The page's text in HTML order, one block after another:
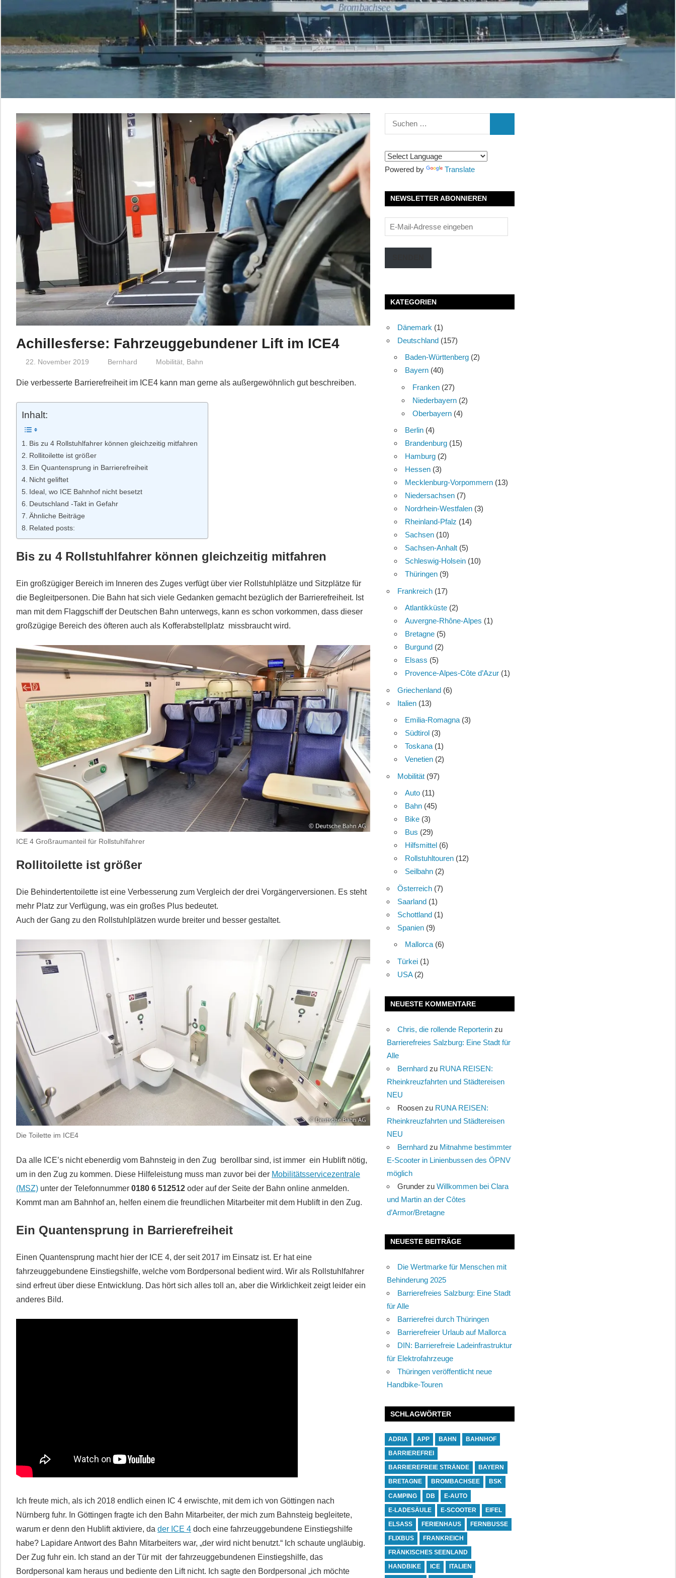
Achillesferse: Fahrzeuggebundener Lift im ICE4
22. November 2019 Bernhard Mobilität, Bahn
Die verbesserte Barrierefreiheit im ICE4 kann man gerne als außergewöhnlich gut beschreiben.
Inhalt:
Bis zu 4 Rollstuhlfahrer können gleichzeitig mitfahren
Rollitoilette ist größer
Ein Quantensprung in Barrierefreiheit
Nicht geliftet
Ideal, wo ICE Bahnhof nicht besetzt
Deutschland -Takt in Gefahr
Ähnliche Beiträge
Related posts:
Bis zu 4 Rollstuhlfahrer können gleichzeitig mitfahren
Ein großzügiger Bereich im Inneren des Zuges verfügt über vier Rollstuhlplätze und Sitzplätze für
die Begleitpersonen. Die Bahn hat sich viele Gedanken gemacht bezüglich der Barrierefreiheit. Ist
man mit dem Flaggschiff der Deutschen Bahn unterwegs, kann es schon vorkommen, dass dieser
großzügige Bereich des öfteren auch als Kofferabstellplatz missbraucht wird.
ICE 4 Großraumanteil für Rollstuhlfahrer
Rollitoilette ist größer
Die Behindertentoilette ist eine Verbesserung zum Vergleich der drei Vorgängerversionen. Es steht
mehr Platz zur Verfügung, was ein großes Plus bedeutet.
Auch der Gang zu den Rollstuhlplätzen wurde breiter und besser gestaltet.
Die Toilette im ICE4
Da alle ICE’s nicht ebenerdig vom Bahnsteig in den Zug berollbar sind, ist immer ein Hublift nötig,
um in den Zug zu kommen. Diese Hilfeleistung muss man zuvor bei der Mobilitätsservicezentrale
(MSZ) unter der Telefonnummer 0180 6 512512 oder auf der Seite der Bahn online anmelden.
Kommt man am Bahnhof an, helfen einem die freundlichen Mitarbeiter mit dem Hublift in den Zug.
Ein Quantensprung in Barrierefreiheit
Einen Quantensprung macht hier der ICE 4, der seit 2017 im Einsatz ist. Er hat eine
fahrzeuggebundene Einstiegshilfe, welche vom Bordpersonal bedient wird. Wir als Rollstuhlfahrer
sind erfreut über diese Entwicklung. Das hört sich alles toll an, aber die Wirklichkeit zeigt leider ein
anderes Bild.
Ich freute mich, als ich 2018 endlich einen IC 4 erwischte, mit dem ich von Göttingen nach
Nürnberg fuhr. In Göttingen fragte ich den Bahn Mitarbeiter, der mich zum Bahnsteig begleitete,
warum er denn den Hublift aktiviere, da der ICE 4 doch eine fahrzeuggebundene Einstiegshilfe
habe? Lapidare Antwort des Bahn Mitarbeiters war, „der wird nicht benutzt.“ Ich schaute ungläubig.
Der Zug fuhr ein. Ich stand an der Tür mit der fahrzeuggebundenen Einstiegshilfe, das
Bordpersonal kam heraus und bediente den Lift nicht. Ich sagte den Bordpersonal „ich möchte
Suchen
nach:
Powered by Translate
NEWSLETTER ABONNIEREN
E-
Mail-
Adresse
KATEGORIEN
Dänemark (1)
Deutschland (157)
Baden-Württenberg (2)
Bayern (40)
Franken (27)
Niederbayern (2)
Oberbayern (4)
Berlin (4)
Brandenburg (15)
Hamburg (2)
Hessen (3)
Mecklenburg-Vorpommern (13)
Niedersachsen (7)
Nordrhein-Westfalen (3)
Rheinland-Pfalz (14)
Sachsen (10)
Sachsen-Anhalt (5)
Schleswig-Holsein (10)
Thüringen (9)
Frankreich (17)
Atlantikküste (2)
Auvergne-Rhône-Alpes (1)
Bretagne (5)
Burgund (2)
Elsass (5)
Provence-Alpes-Côte d’Azur (1)
Griechenland (6)
Italien (13)
Emilia-Romagna(3)
Südtirol (3)
Toskana(1)
Venetien (2)
Mobilität (97)
Auto (11)
Bahn (45)
Bike (3)
Bus (29)
Hilfsmittel (6)
Rollstuhltouren (12)
Seilbahn (2)
Österreich (7)
Saarland (1)
Schottland (1)
Spanien (9)
Mallorca(6)
Türkei (1)
USA(2)
NEUESTE KOMMENTARE
Chris, die rollende Reporterin zu
Barrierefreies Salzburg: Eine Stadt für
Alle
Bernhard zu RUNA REISEN:
Rheinkreuzfahrten und Städtereisen
NEU
Roosen zu RUNA REISEN:
Rheinkreuzfahrten und Städtereisen
NEU
Bernhard zu Mitnahme bestimmter
E-Scooter in Linienbussen des ÖPNV
möglich
Grunder zuWillkommen bei Clara
und Martin an der Côtes
d’Armor/Bretagne
NEUESTE BEITRÄGE
Die Wertmarke für Menschen mit
Behinderung 2025
Barrierefreies Salzburg: Eine Stadt
für Alle
Barrierefrei durch Thüringen
Barrierefreier Urlaub auf Mallorca
DIN: Barrierefreie Ladeinfrastruktur
für Elektrofahrzeuge
Thüringen veröffentlicht neue
Handbike-Touren
SCHLAGWÖRTER
ADRIA APP BAHN BAHNHOF
BARRIEREFREI
BARRIEREFREIE STRÄNDE BAYERN
BRETAGNE BROMBACHSEE BSK
CAMPING DB E-AUTO
E-LADESÄULE E-SCOOTER EIFEL
ELSASS FERIENHAUS FERNBUSSE
FLIXBUS FRANKREICH
FRÄNKISCHES SEENLAND
HANDBIKE ICE ITALIEN